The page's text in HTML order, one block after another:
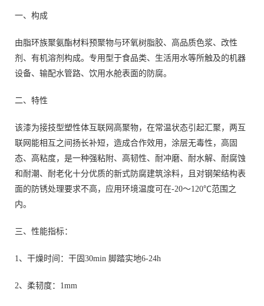
一、构成
由脂环族聚氨酯材料预聚物与环氧树脂胶、高品质色浆、改性
剂、有机溶剂构成。专用型于食品类、生活用水等所触及的机器
设备、输配水管路、饮用水舱表面的防腐。
二、特性
该漆为接技型塑性体互联网高聚物，在常温状态引起汇聚，两互
联网能相互之间扬长补短，造成合作效用，涂层无毒性，高固
态、高粘度，是一种强粘附、高韧性、耐冲磨、耐水解、耐腐蚀
和耐潮、耐老化十分优质的新式防腐建筑涂料，且对钢架结构表
面的防锈处理要求不高，应用环境温度可在-20～120℃范围之
内。
三、性能指标：
1、干燥时间：干固30min 脚踏实地6-24h
2、柔韧度：1mm